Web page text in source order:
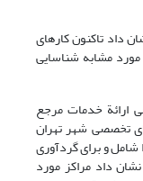
داد تاکنون کارهای
مورد مشابه شناسایی
ارائة خدمات مرجع
تخصصی شهر تهران
مورد پژوهش 95 مرکز را شامل و برای گردآوری
داد مراکز مورد